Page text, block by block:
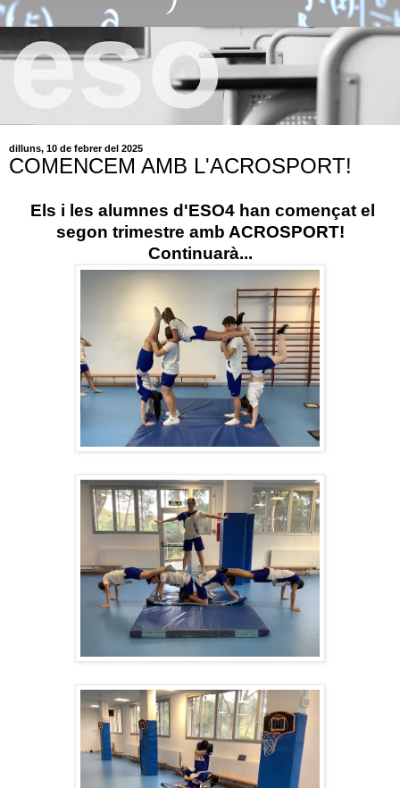
dilluns, 10 de febrer del 2025
COMENCEM AMB L'ACROSPORT!
Els i les alumnes d'ESO4 han començat el
segon trimestre amb ACROSPORT!
Continuarà...